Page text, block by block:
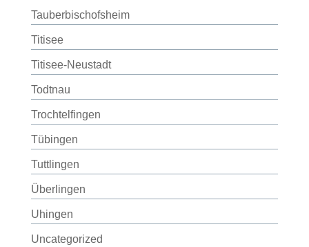
Tauberbischofsheim
Titisee
Titisee-Neustadt
Todtnau
Trochtelfingen
Tübingen
Tuttlingen
Überlingen
Uhingen
Uncategorized